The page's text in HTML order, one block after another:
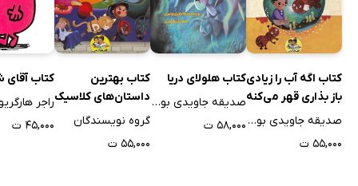
کتاب اگه آب را زیادی
باز بذاری قهر می‌کنه
صدیقه جاویدی بوشهری
۵۵,۰۰۰ ت
کتاب هلولای دریا
صدیقه جاویدی بوشهری
۵۸,۰۰۰ ت
کتاب بهترین
داستان‌های کلاسیک
جهان برای بچه‌ها -
گروه نویسندگان
۵۵,۰۰۰ ت
کتاب آقای
راجر
۴۵,۰۰۰ ت